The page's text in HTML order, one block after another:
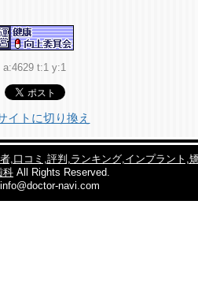
a:4629 t:1 y:1
イトに切り換え
,口コミ,評判,ランキング,インプラント,
科 All Rights Reserved.
navi.com